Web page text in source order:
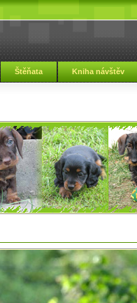
Štěňata Kniha návštěv